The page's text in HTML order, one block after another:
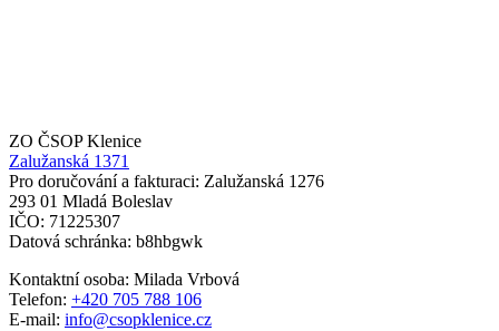
ZO ČSOP Klenice
Zalužanská 1371
Pro doručování a fakturaci: Zalužanská 1276
293 01 Mladá Boleslav
IČO: 71225307
Datová schránka: b8hbgwk
Kontaktní osoba: Milada Vrbová
Telefon: +420 705 788 106
E-mail: info@csopklenice.cz